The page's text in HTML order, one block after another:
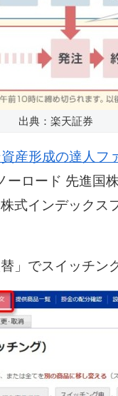
出典：楽天証券
産形成の達人フ
ーロード 先進国
式インデックス
」でスイッチン